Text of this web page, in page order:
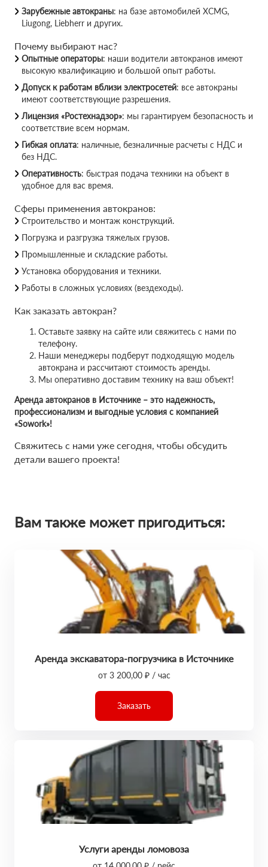
Зарубежные автокраны: на базе автомобилей XCMG,
Liugong, Liebherr и других.
Почему выбирают нас?
Опытные операторы: наши водители автокранов имеют
высокую квалификацию и большой опыт работы.
Допуск к работам вблизи электросетей: все автокраны
имеют соответствующие разрешения.
Лицензия «Ростехнадзор»: мы гарантируем безопасность и
соответствие всем нормам.
Гибкая оплата: наличные, безналичные расчеты с НДС и
без НДС.
Оперативность: быстрая подача техники на объект в
удобное для вас время.
Сферы применения автокранов:
Строительство и монтаж конструкций.
Погрузка и разгрузка тяжелых грузов.
Промышленные и складские работы.
Установка оборудования и техники.
Работы в сложных условиях (вездеходы).
Как заказать автокран?
Оставьте заявку на сайте или свяжитесь с нами по
телефону.
Наши менеджеры подберут подходящую модель
автокрана и рассчитают стоимость аренды.
Мы оперативно доставим технику на ваш объект!
Аренда автокранов в Источнике – это надежность,
профессионализм и выгодные условия с компанией
«Sowork»!
Свяжитесь с нами уже сегодня, чтобы обсудить
детали вашего проекта!
Вам также может пригодиться:
Аренда экскаватора-погрузчика в Источнике
от 3 200,00 ₽ / час
Заказать
Услуги аренды ломовоза